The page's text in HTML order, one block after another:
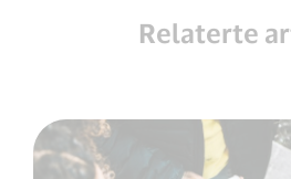
Relaterte